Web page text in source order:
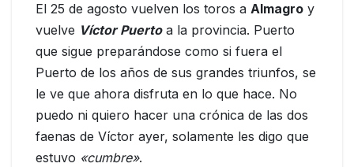
El 25 de agosto vuelven los toros a Almagro y
vuelve Víctor Puertoa la provincia. Puerto
que sigue preparándose como si fuera el
Puerto de los años de sus grandes triunfos, se
le ve que ahora disfruta en lo que hace. No
puedo ni quiero hacer una crónica de las dos
faenas de Víctor ayer, solamente les digo que
estuvo «cumbre».